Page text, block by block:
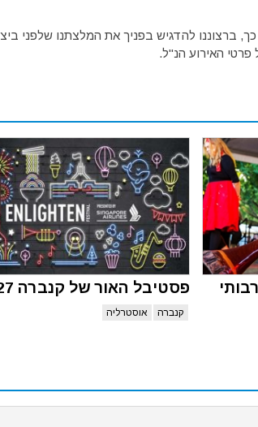
ברצוננו להדגיש בפניך את המלצתנו שלפני
האירוע הנ"ל.
פסטיבל האור של קנברה 2027
קנברה אוסטרליה